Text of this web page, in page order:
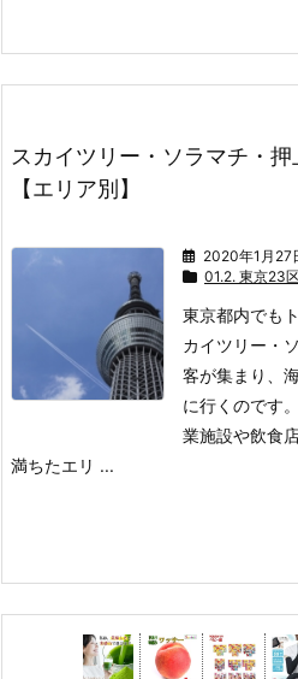
スカイツリー・ソラマチ・
【エリア別】
2020年1月27
01.2. 東京23
東京都内でも
カイツリー・
客が集まり、
に行くのです。
業施設や飲食
満ちたエリ ...